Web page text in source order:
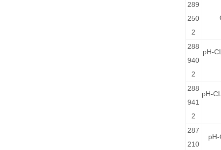
289
250
2
288
940
2
pH-
288
941
2
pH-
287
210
pH-